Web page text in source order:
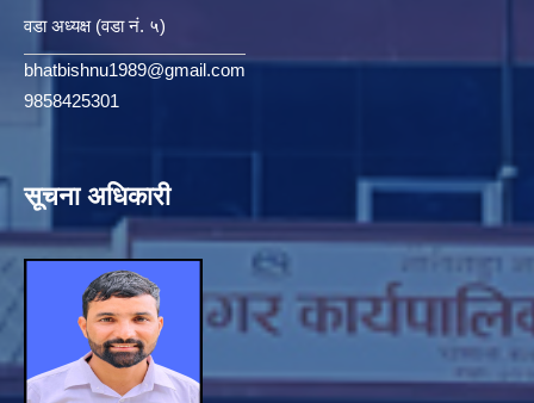
वडा अध्यक्ष (वडा नं. ५)
bhatbishnu1989@gmail.com
9858425301
सूचना अधिकारी